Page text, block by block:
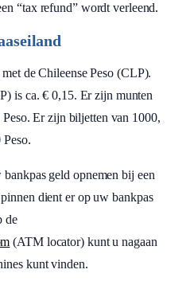
“tax refund” wordt verleend.
de Chileense Peso (CLP).
is ca. € 0,15. Er zijn munten
Er zijn biljetten van 1000,
geld opnemen bij een
dient er op uw bankpas
de
(ATM locator) kunt u nagaan
kunt vinden.